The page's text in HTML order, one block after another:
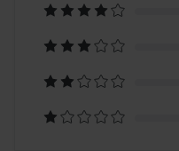
1
betyg